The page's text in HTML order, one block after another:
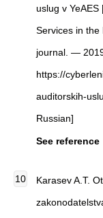
uslug v YeAES
Services in the
journal. —
https://
auditorskih-
Russian]
See reference
Karasev A.T.